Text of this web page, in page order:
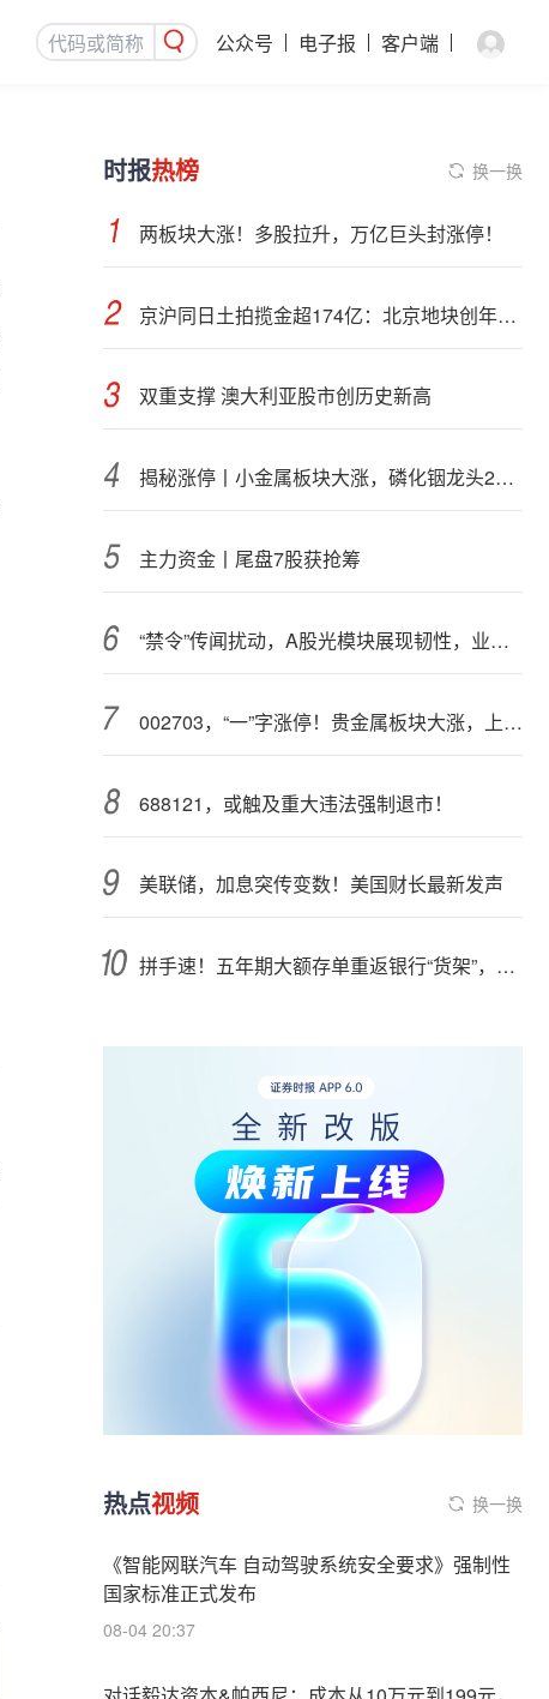
公众号 电子报 客户端
时报热榜 换一换
两板块大涨！多股拉升，万亿巨头封涨停！
京沪同日土拍揽金超174亿：北京地块创年内纪录，上海最高溢价28.45%
双重支撑 澳大利亚股市创历史新高
揭秘涨停丨小金属板块大涨，磷化铟龙头2连板
主力资金丨尾盘7股获抢筹
“禁令”传闻扰动，A股光模块展现韧性，业内人士：预计落地难度大
002703，“一”字涨停！贵金属板块大涨，上市公司盈利集体高增（附股）
688121，或触及重大违法强制退市！
美联储，加息突传变数！美国财长最新发声
拼手速！五年期大额存单重返银行“货架”，部分产品已售罄
热点视频 换一换
《智能网联汽车 自动驾驶系统安全要求》强制性
国家标准正式发布
08-04 20:37